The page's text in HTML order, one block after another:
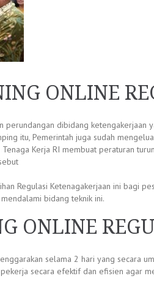
ONLINE
perundangan dibidang ketengakerjaan
itu, Pemerintah juga sudah
Kerja RI membuat peraturan
Regulasi Ketenagakerjaan ini bagi
bidang teknik ini.
ONLINE
selama 2 hari yang secara
secara efektif dan efisien agar